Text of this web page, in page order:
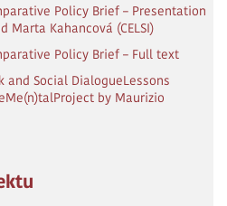
Policy Brief – Presentation
Marta Kahancová (CELSI)
Policy Brief – Full text
Social DialogueLessons
by Maurizio